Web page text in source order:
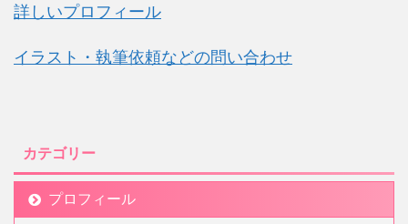
詳しいプロフィール
イラスト・執筆依頼などの問い合わせ
カテゴリー
プロフィール